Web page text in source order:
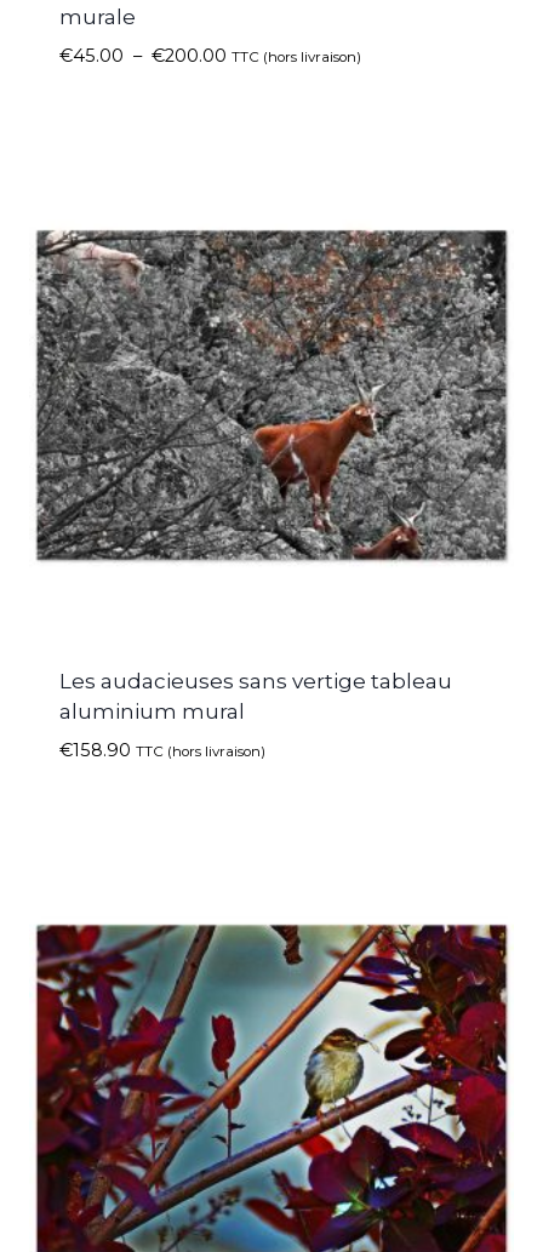
murale
€45.00 – €200.00 TTC (hors livraison)
Les audacieuses sans vertige tableau
aluminium mural
€158.90 TTC (hors livraison)